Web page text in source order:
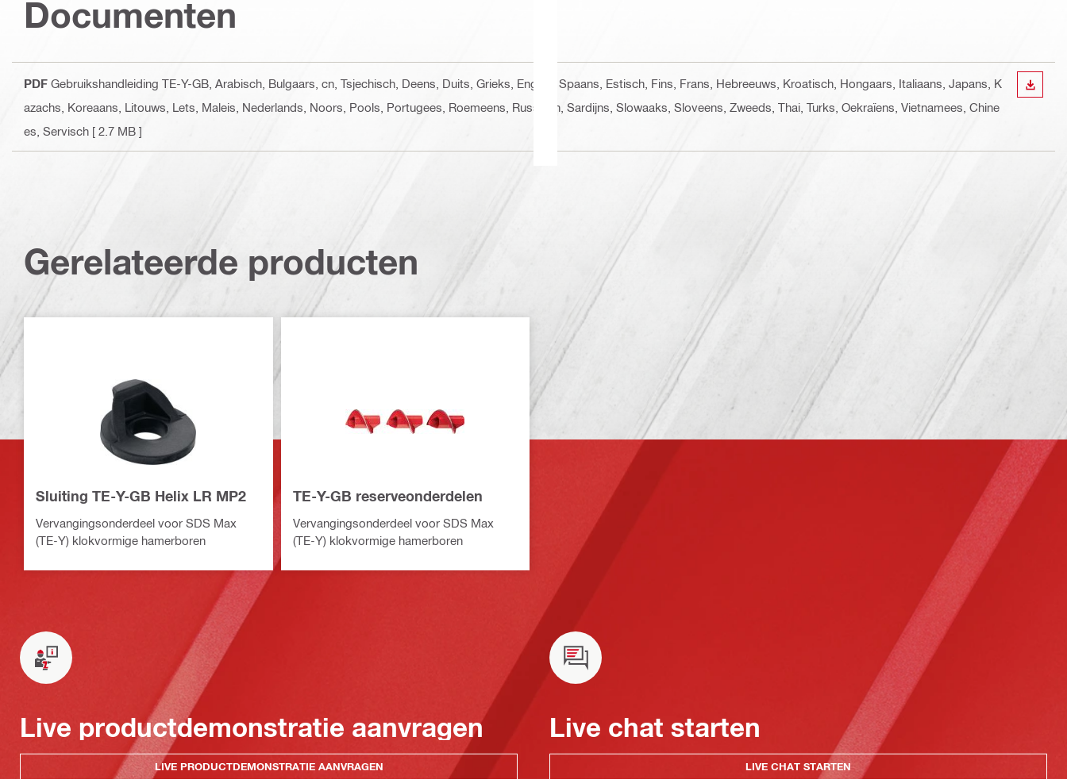
Documenten
PDF Gebruikshandleiding TE-Y-GB , Arabisch, Bulgaars, cn, Tsjechisch, Deens, Duits, Grieks, Engels, Spaans, Estisch, Fins, Frans, Hebreeuws, Kroatisch, Hongaars, Italiaans, Japans, K
azachs, Koreaans, Litouws, Lets, Maleis, Nederlands, Noors, Pools, Portugees, Roemeens, Russisch, Sardijns, Slowaaks, Sloveens, Zweeds, Thai, Turks, Oekraïens, Vietnamees, Chine
es, Servisch [ 2.7 MB ]
Gerelateerde producten
Sluiting TE-Y-GB Helix LR MP2
Vervangingsonderdeel voor SDS Max
(TE-Y) klokvormige hamerboren
TE-Y-GB reserveonderdelen
Vervangingsonderdeel voor SDS Max
(TE-Y) klokvormige hamerboren
Live productdemonstratie aanvragen
LIVE PRODUCTDEMONSTRATIE AANVRAGEN
Live chat starten
LIVE CHAT STARTEN